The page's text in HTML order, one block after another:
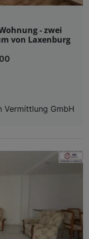
- zwei
von Laxenburg
Vermittlung GmbH